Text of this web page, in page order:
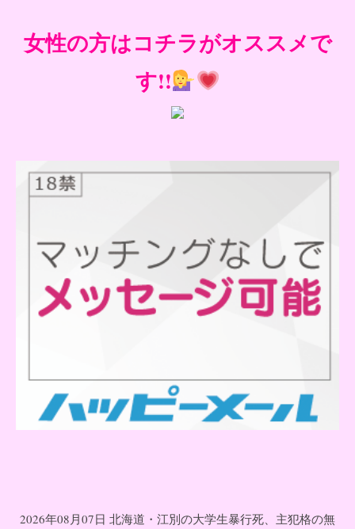
女性の方はコチラがオススメで
す!!
2026年08月07日 北海道・江別の大学生暴行死、主犯格の無